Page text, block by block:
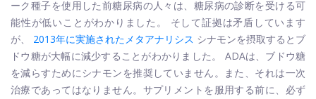
ーク種子を使用した前糖尿病の人々は、糖尿病の診断を受ける可
能性が低いことがわかりました。
そして証拠は矛盾しています
が、
2013年に実施されたメタアナリシス シナモンを摂取するとブ
ドウ糖が大幅に減少することがわかりました。 ADAは、ブドウ糖
を減らすためにシナモンを推奨していません。また、それは一次
治療であってはなりません。サプリメントを服用する前に、必ず